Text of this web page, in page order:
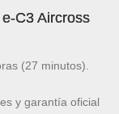
C3 Aircross
(27 minutos).
y garantía oficial